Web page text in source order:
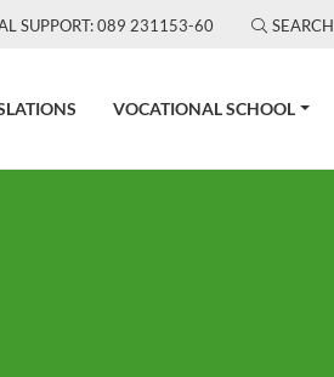
SUPPORT: 089 231153-60 SEARCH
VOCATIONAL SCHOOL